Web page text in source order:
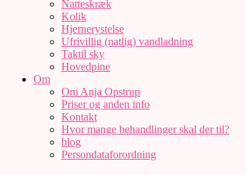
Natteskræk
Kolik
Hjernerystelse
Ufrivillig (natlig) vandladning
Taktil sky
Hovedpine
Om
Om Anja Opstrup
Priser og anden info
Kontakt
Hvor mange behandlinger skal der til?
blog
Persondataforordning